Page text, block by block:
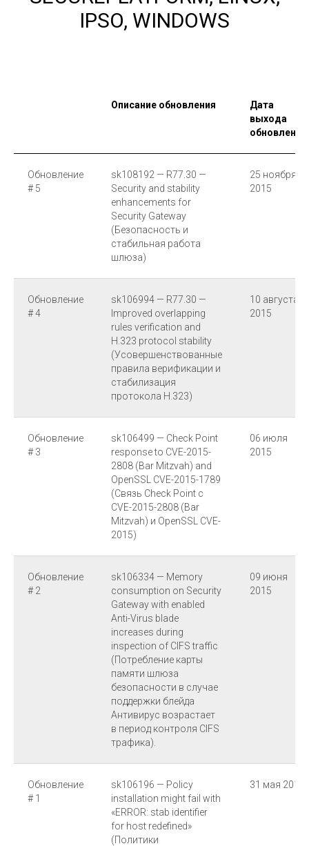
IPSO, WINDOWS
Описание обновления
Дата
выхода
обновления
Обновление
# 5
sk108192 — R77.30 —
Security and stability
enhancements for
Security Gateway
(Безопасность и
стабильная работа
шлюза)
25 ноября
2015
Обновление
# 4
sk106994 — R77.30 —
Improved overlapping
rules verification and
H.323 protocol stability
(Усовершенствованные
правила верификации и
стабилизация
протокола H.323)
10 августа
2015
Обновление
# 3
sk106499 — Check Point
response to CVE-2015-
2808 (Bar Mitzvah) and
OpenSSL CVE-2015-1789
(Связь Check Point с
CVE-2015-2808 (Bar
Mitzvah) и OpenSSL CVE-
2015)
06 июля
2015
Обновление
# 2
sk106334 — Memory
consumption on Security
Gateway with enabled
Anti-Virus blade
increases during
inspection of CIFS traffic
(Потребление карты
памяти шлюза
безопасности в случае
поддержки блейда
Антивирус возрастает
в период контроля CIFS
трафика).
09 июня
2015
Обновление
# 1
sk106196 — Policy
installation might fail with
«ERROR: stab identifier
for host redefined»
(Политики
31 мая 2015